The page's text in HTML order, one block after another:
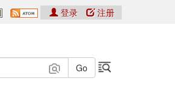
登录 注册